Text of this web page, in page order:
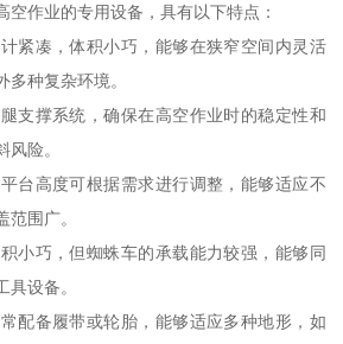
空作业的专用设备，具有以下特点：
紧凑，体积小巧，能够在狭窄空间内灵活
种复杂环境。
支撑系统，确保在高空作业时的稳定性和
险。
台高度可根据需求进行调整，能够适应不
范围广。
小巧，但蜘蛛车的承载能力较强，能够同
具设备。
配备履带或轮胎，能够适应多种地形，如